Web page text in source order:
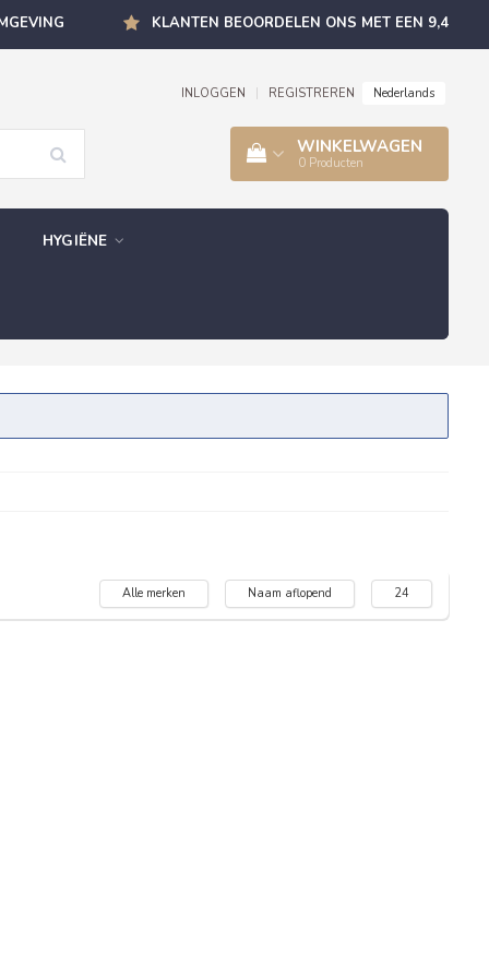
KLANTEN BEOORDELEN ONS MET EEN 9,4
INLOGGEN REGISTREREN Nederlands
WINKELWAGEN
0 Producten
HYGIËNE
Alle merken Naam aflopend 24